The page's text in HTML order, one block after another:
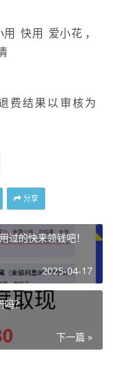
快用 爱小花 ，
费结果以审核为
分享
过的快来领钱吧！
2025-04-17
吗？
下一篇 »